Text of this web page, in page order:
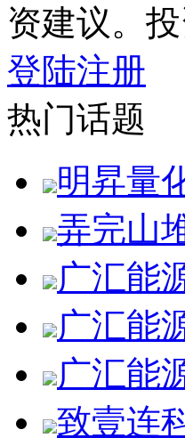
资建议。
登陆注册
热门话题
明昇量
弄完山
广汇能
广汇能
广汇能
致壹连